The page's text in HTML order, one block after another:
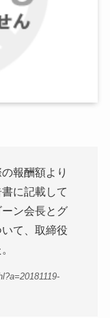
報酬額より
に記載して
ン会長とグ
て、取締役